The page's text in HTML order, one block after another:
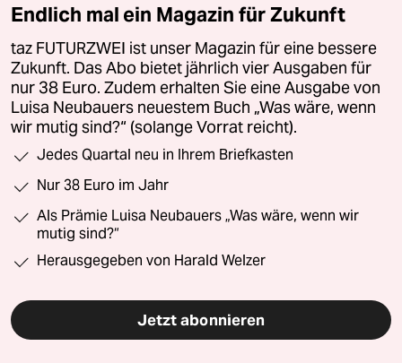
Endlich mal ein Magazin für Zukunft
taz FUTURZWEI ist unser Magazin für eine bessere
Zukunft. Das Abo bietet jährlich vier Ausgaben für
nur 38 Euro. Zudem erhalten Sie eine Ausgabe von
Luisa Neubauers neuestem Buch „Was wäre, wenn
wir mutig sind?“ (solange Vorrat reicht).
Jedes Quartal neu in Ihrem Briefkasten
Nur 38 Euro im Jahr
Als Prämie Luisa Neubauers „Was wäre, wenn wir
mutig sind?“
Herausgegeben von Harald Welzer
Jetzt abonnieren